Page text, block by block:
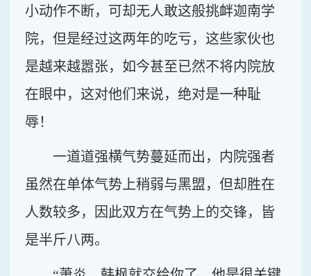
小动作不断，可却无人敢这般挑衅迦南学
院，但是经过这两年的吃亏，这些家伙也
是越来越嚣张，如今甚至已然不将内院放
在眼中，这对他们来说，绝对是一种耻
辱！
一道道强横气势蔓延而出，内院强者
虽然在单体气势上稍弱与黑盟，但却胜在
人数较多，因此双方在气势上的交锋，皆
是半斤八两。